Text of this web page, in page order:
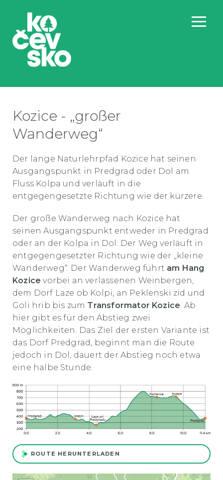
Kozice - „großer
Wanderweg“
Der lange Naturlehrpfad Kozice hat seinen
Ausgangspunkt in Predgrad oder Dol am
Fluss Kolpa und verläuft in die
entgegengesetzte Richtung wie der kürzere.
Der große Wanderweg nach Kozice hat
seinen Ausgangspunkt entweder in Predgrad
oder an der Kolpa in Dol. Der Weg verläuft in
entgegengesetzter Richtung wie der „kleine
Wanderweg“. Der Wanderweg führt am Hang
Kozice vorbei an verlassenen Weinbergen,
dem Dorf Laze ob Kolpi, an Peklenski zid und
Goli hrib bis zum Transformator Kozice. Ab
hier gibt es für den Abstieg zwei
Möglichkeiten. Das Ziel der ersten Variante ist
das Dorf Predgrad, beginnt man die Route
jedoch in Dol, dauert der Abstieg noch etwa
eine halbe Stunde.
ROUTE HERUNTERLADEN